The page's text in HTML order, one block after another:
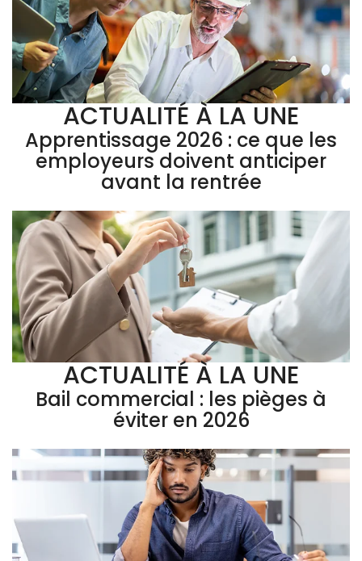
ACTUALITÉ À LA UNE
Apprentissage 2026 : ce que les
employeurs doivent anticiper
avant la rentrée
ACTUALITÉ À LA UNE
Bail commercial : les pièges à
éviter en 2026